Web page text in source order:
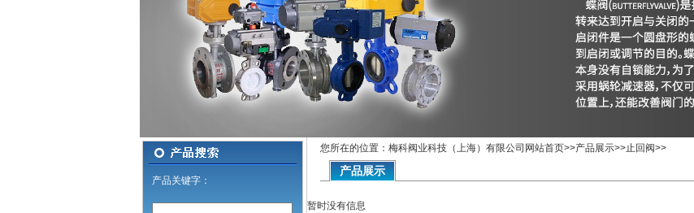
产品关键字：
您所在的位置：梅科阀业科技（上海）有限公司网站首页>>产品展示>>止回阀>>
产品展示
暂时没有信息